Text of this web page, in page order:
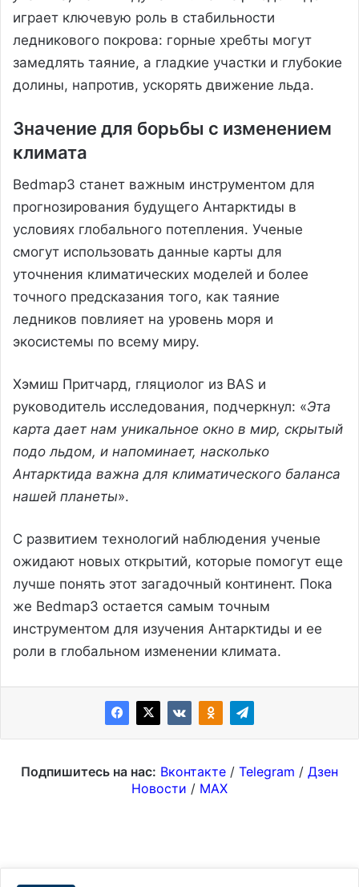
играет ключевую роль в стабильности
ледникового покрова: горные хребты могут
замедлять таяние, а гладкие участки и глубокие
долины, напротив, ускорять движение льда.
Значение для борьбы с изменением
климата
Bedmap3 станет важным инструментом для
прогнозирования будущего Антарктиды в
условиях глобального потепления. Ученые
смогут использовать данные карты для
уточнения климатических моделей и более
точного предсказания того, как таяние
ледников повлияет на уровень моря и
экосистемы по всему миру.
Хэмиш Притчард, гляциолог из BAS и
руководитель исследования, подчеркнул: «Эта
карта дает нам уникальное окно в мир, скрытый
подо льдом, и напоминает, насколько
Антарктида важна для климатического баланса
нашей планеты».
С развитием технологий наблюдения ученые
ожидают новых открытий, которые помогут еще
лучше понять этот загадочный континент. Пока
же Bedmap3 остается самым точным
инструментом для изучения Антарктиды и ее
роли в глобальном изменении климата.
Подпишитесь на нас: Вконтакте / Telegram / Дзен
Новости / MAX